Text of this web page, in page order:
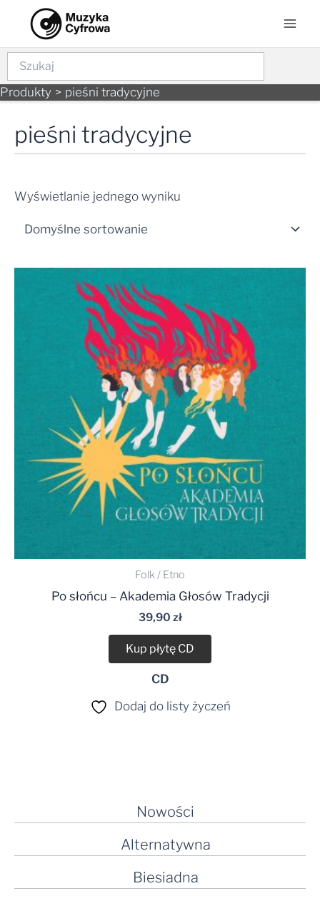
content
Szukaj
Produkty pieśni tradycyjne
Nowości
Alternatywna
Biesiadna
pieśni tradycyjne
Wyświetlanie jednego wyniku
Folk / Etno
Po słońcu – Akademia Głosów Tradycji
39,90 zł
Kup płytę CD
CD
Dodaj do listy życzeń